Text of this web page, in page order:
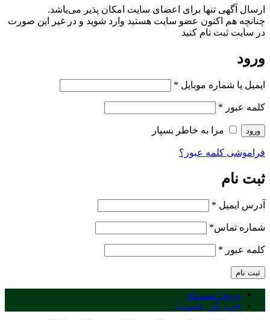
ارسال آگهی تنها برای اعضای سایت امکان پذیر می‌باشد.
چنانچه هم‌ اکنون عضو سایت هستید وارد شوید و در غیر این صورت
در سایت ثبت نام کنید
ورود
ایمیل یا شماره موبایل *
کلمه عبور *
ورود مرا به خاطر بسپار
فراموشی کلمه عبور؟
ثبت نام
آدرس ایمیل *
شماره تماس*
کلمه عبور *
ثبت نام
ورود / ثبت نام
خرید پلن عضویت